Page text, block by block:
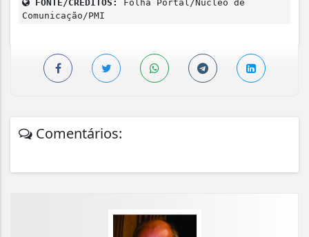
FONTE/CRÉDITOS:
Folha Portal/Núcleo de
Comunicação/PMI
Comentários: